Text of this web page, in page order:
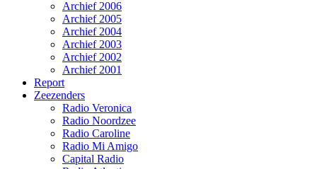
Archief 2006
Archief 2005
Archief 2004
Archief 2003
Archief 2002
Archief 2001
Report
Zeezenders
Radio Veronica
Radio Noordzee
Radio Caroline
Radio Mi Amigo
Capital Radio